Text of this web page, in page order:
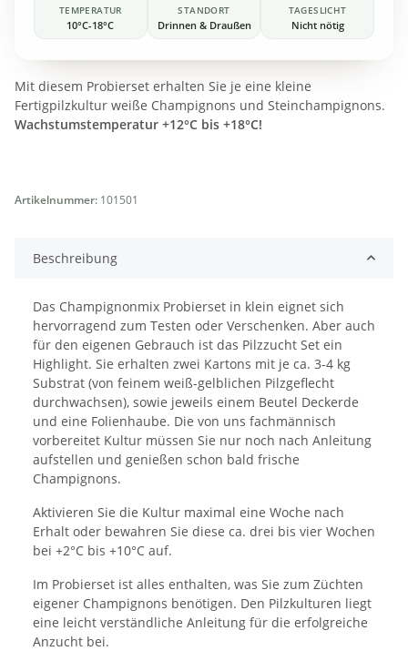
Artikelnummer: 101501
TEMPERATUR
10°C-18°C
STANDORT
Drinnen & Draußen
TAGESLICHT
Nicht nötig
Mit diesem Probierset erhalten Sie je eine kleine
Fertigpilzkultur weiße Champignons und Steinchampignons.
Wachstumstemperatur +12°C bis +18°C!
Beschreibung
Das Champignonmix Probierset in klein eignet sich
hervorragend zum Testen oder Verschenken. Aber auch
für den eigenen Gebrauch ist das Pilzzucht Set ein
Highlight. Sie erhalten zwei Kartons mit je ca. 3-4 kg
Substrat (von feinem weiß-gelblichen Pilzgeflecht
durchwachsen), sowie jeweils einem Beutel Deckerde
und eine Folienhaube. Die von uns fachmännisch
vorbereitet Kultur müssen Sie nur noch nach Anleitung
aufstellen und genießen schon bald frische
Champignons.
Aktivieren Sie die Kultur maximal eine Woche nach
Erhalt oder bewahren Sie diese ca. drei bis vier Wochen
bei +2°C bis +10°C auf.
Im Probierset ist alles enthalten, was Sie zum Züchten
eigener Champignons benötigen. Den Pilzkulturen liegt
eine leicht verständliche Anleitung für die erfolgreiche
Anzucht bei.